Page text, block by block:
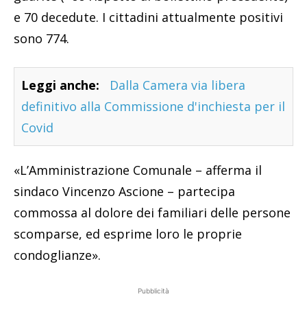
e 70 decedute. I cittadini attualmente positivi
sono 774.
Leggi anche:
Dalla Camera via libera
definitivo alla Commissione d'inchiesta per il
Covid
«L’Amministrazione Comunale – afferma il
sindaco Vincenzo Ascione – partecipa
commossa al dolore dei familiari delle persone
scomparse, ed esprime loro le proprie
condoglianze».
Pubblicità